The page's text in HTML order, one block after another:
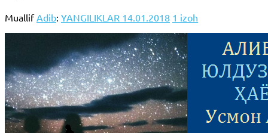
Muallif Adib: YANGILIKLAR 14.01.2018 1 izoh